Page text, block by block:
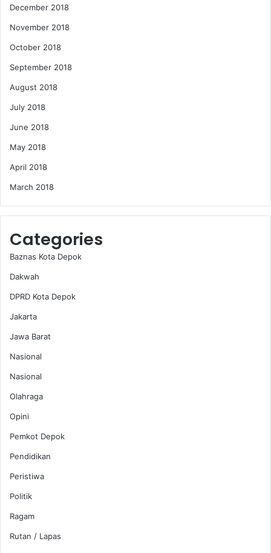
December 2018
November 2018
October 2018
September 2018
August 2018
July 2018
June 2018
May 2018
April 2018
March 2018
Categories
Baznas Kota Depok
Dakwah
DPRD Kota Depok
Jakarta
Jawa Barat
Nasional
Nasional
Olahraga
Opini
Pemkot Depok
Pendidikan
Peristiwa
Politik
Ragam
Rutan / Lapas